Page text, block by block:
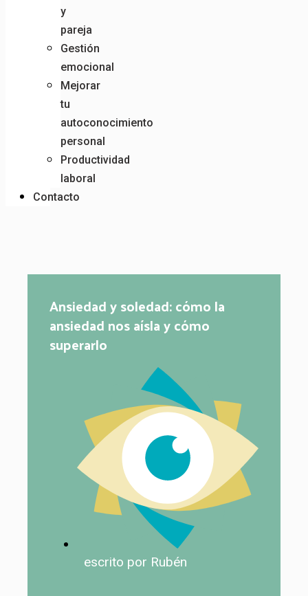
y
pareja
Gestión
emocional
Mejorar
tu
autoconocimiento
personal
Productividad
laboral
Contacto
Ansiedad y soledad: cómo la
ansiedad nos aísla y cómo
superarlo
escrito por Rubén